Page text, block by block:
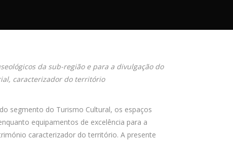
da sub-região e para a divulgação do
caracterizador do território
segmento do Turismo Cultural, os espaços
equipamentos de excelência para a
caracterizador do território. A presente